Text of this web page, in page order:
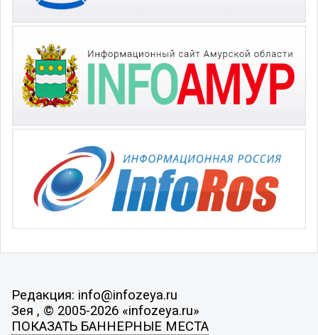
Редакция: info@infozeya.ru
Зея , © 2005-2026 «infozeya.ru»
ПОКАЗАТЬ БАННЕРНЫЕ МЕСТА